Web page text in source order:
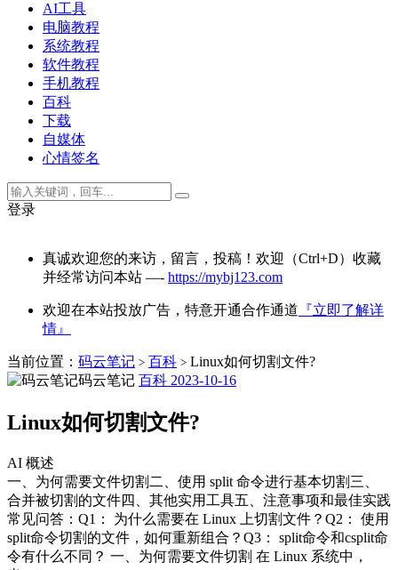
AI工具
电脑教程
系统教程
软件教程
手机教程
百科
下载
自媒体
心情签名
登录
真诚欢迎您的来访，留言，投稿！欢迎（Ctrl+D）收藏
并经常访问本站 —- https://mybj123.com
欢迎在本站投放广告，特意开通合作通道 『立即了解详
情』
当前位置： 码云笔记 > 百科 > ​Linux如何切割文件?
码云笔记 百科 2023-10-16
​Linux如何切割文件?
AI 概述
一、为何需要文件切割二、使用 split 命令进行基本切割三、
合并被切割的文件四、其他实用工具五、注意事项和最佳实践
常见问答：Q1： 为什么需要在 Linux 上切割文件？Q2： 使用
split命令切割的文件，如何重新组合？Q3： split命令和csplit命
令有什么不同？ 一、为何需要文件切割 在 Linux 系统中，